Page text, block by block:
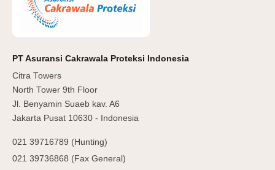
PT Asuransi Cakrawala Proteksi Indonesia
Citra Towers
North Tower 9th Floor
Jl. Benyamin Suaeb kav. A6
Jakarta Pusat 10630 - Indonesia
021 39716789 (Hunting)
021 39736868 (Fax General)